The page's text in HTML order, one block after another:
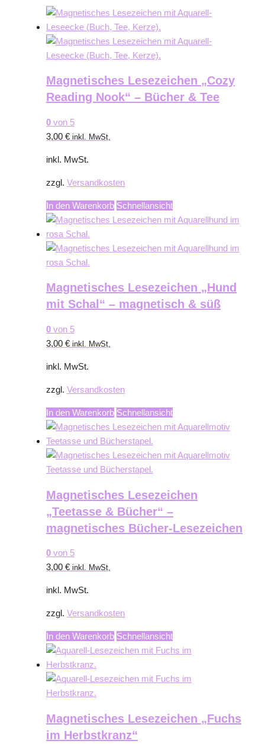
Magnetisches Lesezeichen „Cozy
Reading Nook“ – Bücher & Tee
0 von 5
3,00 € inkl. MwSt,
inkl. MwSt.
zzgl. Versandkosten
In den Warenkorb Schnellansicht
Magnetisches Lesezeichen „Hund
mit Schal“ – magnetisch & süß
0 von 5
3,00 € inkl. MwSt,
inkl. MwSt.
zzgl. Versandkosten
In den Warenkorb Schnellansicht
Magnetisches Lesezeichen
„Teetasse & Bücher“ –
magnetisches Bücher-Lesezeichen
0 von 5
3,00 € inkl. MwSt,
inkl. MwSt.
zzgl. Versandkosten
In den Warenkorb Schnellansicht
Magnetisches Lesezeichen „Fuchs
im Herbstkranz“